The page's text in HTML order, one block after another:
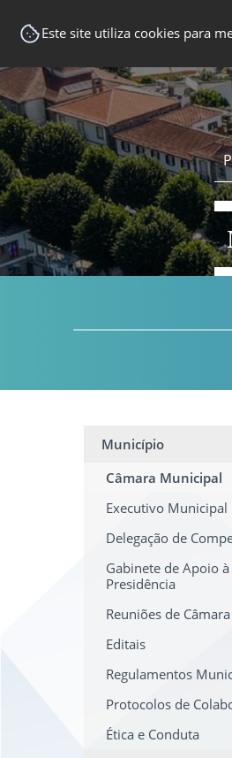
Este site utiliza cookies para
Município
Câmara Municipal
Executivo Municipal
Delegação de
Gabinete de Apoio à
Presidência
Reuniões de Câmara
Editais
Regulamentos
Protocolos de
Ética e Conduta